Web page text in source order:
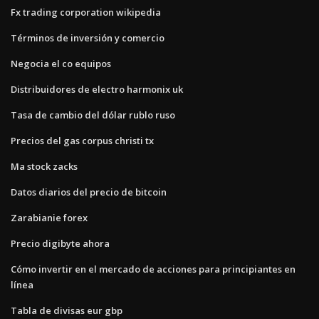
Fx trading corporation wikipedia
Términos de inversión y comercio
Negocia el co equipos
Distribuidores de electro harmonix uk
Tasa de cambio del dólar rublo ruso
Precios del gas corpus christi tx
Ma stock zacks
Datos diarios del precio de bitcoin
Zarabianie forex
Precio digibyte ahora
Cómo invertir en el mercado de acciones para principiantes en
línea
Tabla de divisas eur gbp